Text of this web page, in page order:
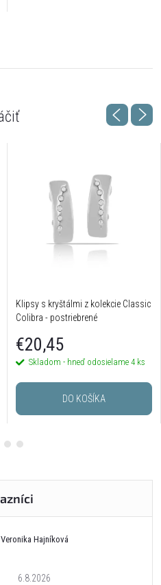
Klipsy s kryštálmi z kolekcie Classic
Colibra - postriebrené
€20,45
Skladom - hneď odosielame 4 ks
DO KOŠÍKA
Veronika Hajníková
6.8.2026